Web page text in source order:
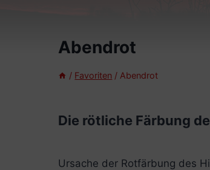
Abendrot
/ Favoriten / Abendrot
Die rötliche Färbung
Ursache der Rotfärbung des